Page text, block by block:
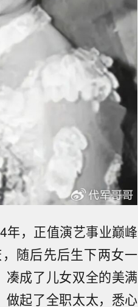
年，正值演艺事业巅峰
随后先后生下两女一
成了儿女双全的美满
做起了全职太太，悉心